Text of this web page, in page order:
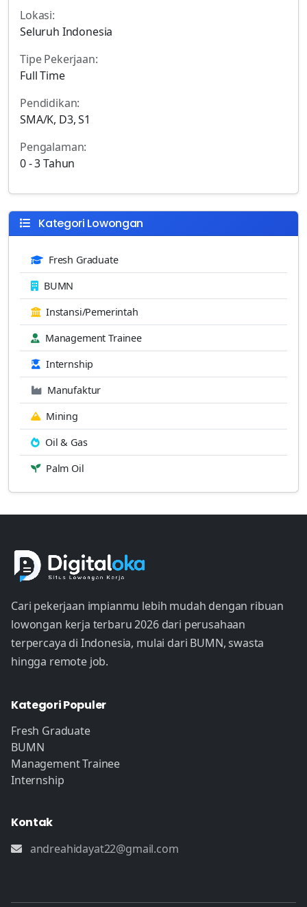
Lokasi:
Seluruh Indonesia
Tipe Pekerjaan:
Full Time
Pendidikan:
SMA/K, D3, S1
Pengalaman:
0 - 3 Tahun
Kategori Lowongan
Fresh Graduate
BUMN
Instansi/Pemerintah
Management Trainee
Internship
Manufaktur
Mining
Oil & Gas
Palm Oil
Cari pekerjaan impianmu lebih mudah dengan ribuan
lowongan kerja terbaru 2026 dari perusahaan
terpercaya di Indonesia, mulai dari BUMN, swasta
hingga remote job.
Kategori Populer
Fresh Graduate
BUMN
Management Trainee
Internship
Kontak
andreahidayat22@gmail.com